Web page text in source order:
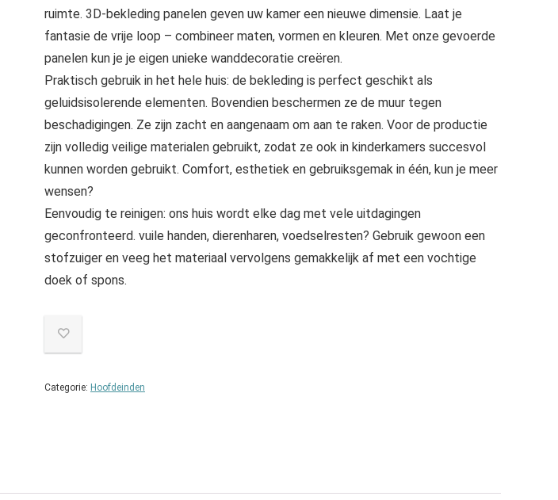
ruimte. 3D-bekleding panelen geven uw kamer een nieuwe dimensie. Laat je
fantasie de vrije loop – combineer maten, vormen en kleuren. Met onze gevoerde
panelen kun je je eigen unieke wanddecoratie creëren.
Praktisch gebruik in het hele huis: de bekleding is perfect geschikt als
geluidsisolerende elementen. Bovendien beschermen ze de muur tegen
beschadigingen. Ze zijn zacht en aangenaam om aan te raken. Voor de productie
zijn volledig veilige materialen gebruikt, zodat ze ook in kinderkamers succesvol
kunnen worden gebruikt. Comfort, esthetiek en gebruiksgemak in één, kun je meer
wensen?
Eenvoudig te reinigen: ons huis wordt elke dag met vele uitdagingen
geconfronteerd. vuile handen, dierenharen, voedselresten? Gebruik gewoon een
stofzuiger en veeg het materiaal vervolgens gemakkelijk af met een vochtige
doek of spons.
Categorie: Hoofdeinden